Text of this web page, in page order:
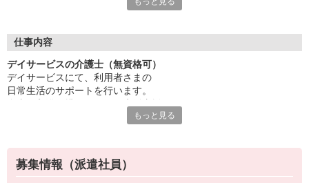
安心して過ごせる時間づくりをお手伝いします。
チームで連携しながら業務を進めるため、
周囲と協力しやすく、落ち着いた環境で働けるのも魅力◎
「人の役に立つ仕事がしたい」
その想いを大切にできる職場です。
仕事内容
デイサービスの介護士（無資格可）
デイサービスにて、利用者さまの
日常生活のサポートを行います。
もっと見る
募集情報（派遣社員）